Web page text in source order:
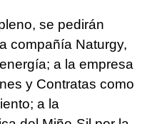
se pedirán
compañía Naturgy,
a la empresa
y Contratas como
a la